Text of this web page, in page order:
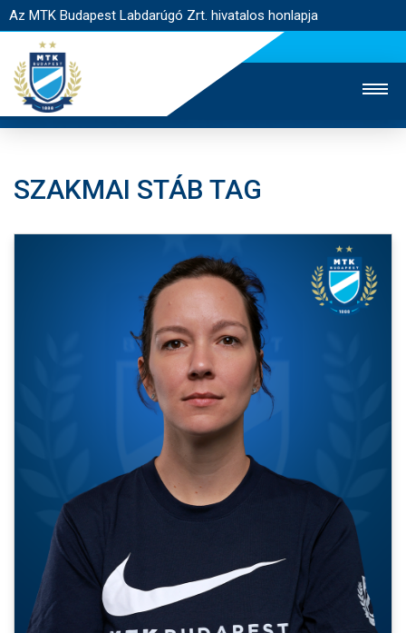
Az MTK Budapest Labdarúgó Zrt. hivatalos honlapja
STADION
EGYESÜLET
KAPCSOLAT
NYITÓLAP
HÍREK
CSAPATOK
MÉRKŐZÉSEK
KLUB
GALÉRIA
AKKREDITÁCIÓ
SZAKMAI STÁB TAG